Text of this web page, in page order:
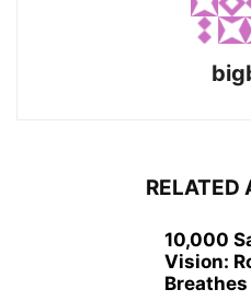
RELATED
10,000
Vision: